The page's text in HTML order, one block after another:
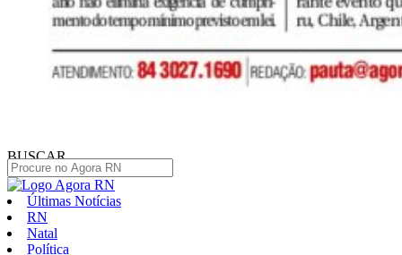
BUSCAR
Últimas Notícias
RN
Natal
Política